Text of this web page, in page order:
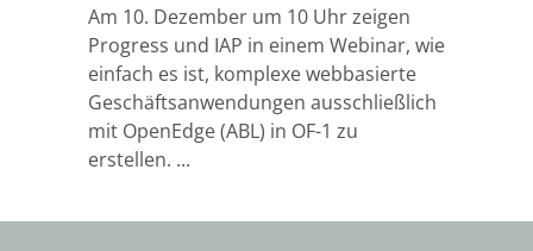
Am 10. Dezember um 10 Uhr zeigen
Progress und IAP in einem Webinar, wie
einfach es ist, komplexe webbasierte
Geschäftsanwendungen ausschließlich
mit OpenEdge (ABL) in OF-1 zu
erstellen. ...